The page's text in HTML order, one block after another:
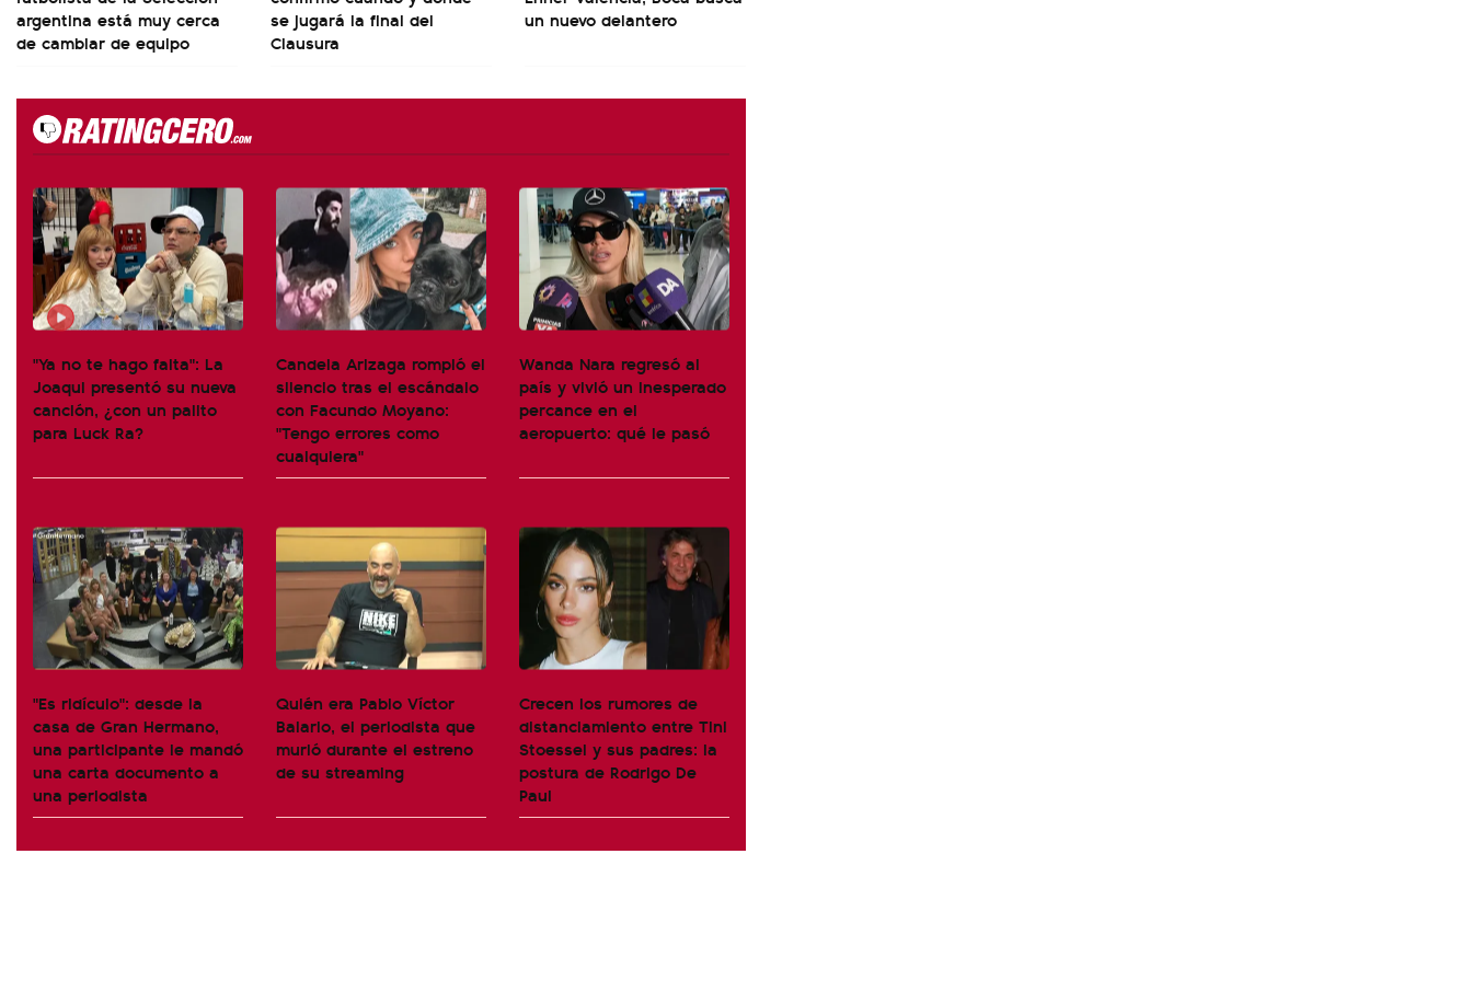
argentina está muy cerca
de cambiar de equipo
se jugará la final del
Clausura
un nuevo delantero
"Ya no te hago falta": La
Joaqui presentó su nueva
canción, ¿con un palito
para Luck Ra?
Candela Arizaga rompió el
silencio tras el escándalo
con Facundo Moyano:
"Tengo errores como
cualquiera"
Wanda Nara regresó al
país y vivió un inesperado
percance en el
aeropuerto: qué le pasó
"Es ridículo": desde la
casa de Gran Hermano,
una participante le mandó
una carta documento a
una periodista
Quién era Pablo Víctor
Balario, el periodista que
murió durante el estreno
de su streaming
Crecen los rumores de
distanciamiento entre Tini
Stoessel y sus padres: la
postura de Rodrigo De
Paul